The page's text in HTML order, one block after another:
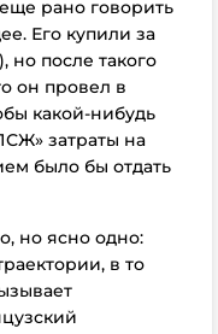
рано говорить
Его купили за
но после такого
он провел в
какой-нибудь
затраты на
было бы отдать
но ясно одно:
в то